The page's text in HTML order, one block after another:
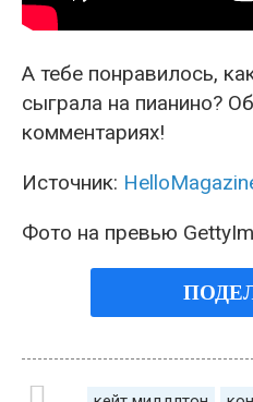
А тебе понравилось,
сыграла на пианино?
комментариях!
Источник:
Фото на превью